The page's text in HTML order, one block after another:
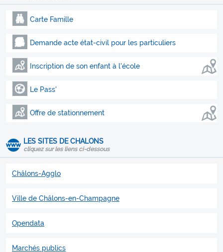
Carte Famille
Demande acte état-civil pour les particuliers
Inscription de son enfant à l'école
Le Pass'
Offre de stationnement
LES SITES DE CHALONS
cliquez sur les liens ci-dessous
Châlons-Agglo
Ville de Châlons-en-Champagne
Opendata
Marchés publics